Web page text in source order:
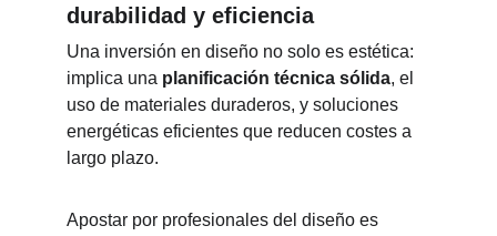
durabilidad y eficiencia
Una inversión en diseño no solo es estética:
implica una planificación técnica sólida, el
uso de materiales duraderos, y soluciones
energéticas eficientes que reducen costes a
largo plazo.
Apostar por profesionales del diseño es